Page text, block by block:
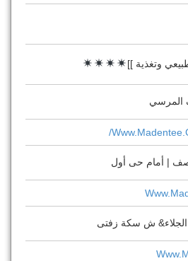
وتغذية ]]
المرسي
| أمام حى أول
ش سكة زفتى